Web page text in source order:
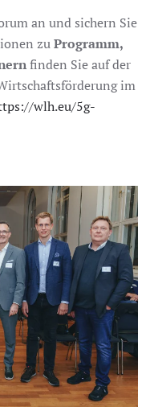
an und sichern Sie
zuProgramm,
finden Sie auf der
im
wlh.eu/5g-